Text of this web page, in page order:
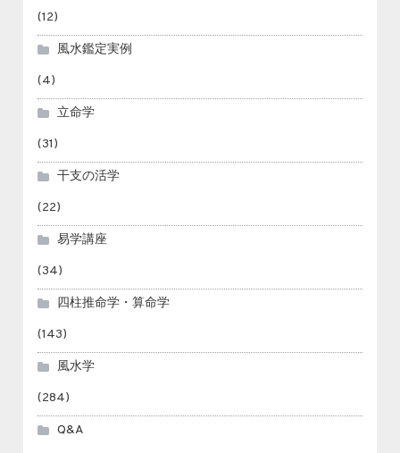
(12)
風水鑑定実例
(4)
立命学
(31)
干支の活学
(22)
易学講座
(34)
四柱推命学・算命学
(143)
風水学
(284)
Q&A